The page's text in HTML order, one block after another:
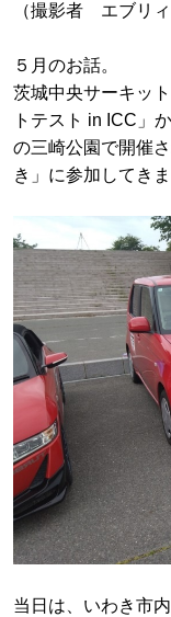
（撮影者 エブリィ
５月のお話。
茨城中央サーキッ
トテスト in ICC」
の三崎公園で開催
き」に参加してきま
当日は、いわき市